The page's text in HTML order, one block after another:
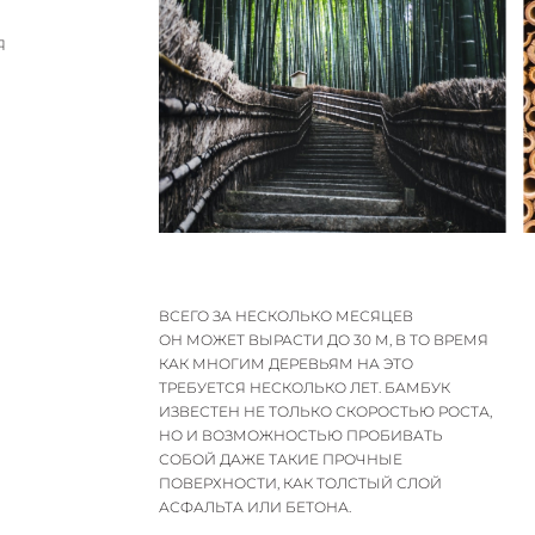
ВСЕГО ЗА НЕСКОЛЬКО МЕСЯЦЕВ
ОН МОЖЕТ ВЫРАСТИ ДО 30 М, В ТО ВРЕМЯ
КАК МНОГИМ ДЕРЕВЬЯМ НА ЭТО
ТРЕБУЕТСЯ НЕСКОЛЬКО ЛЕТ. БАМБУК
ИЗВЕСТЕН НЕ ТОЛЬКО СКОРОСТЬЮ РОСТА,
НО И ВОЗМОЖНОСТЬЮ ПРОБИВАТЬ
СОБОЙ ДАЖЕ ТАКИЕ ПРОЧНЫЕ
ПОВЕРХНОСТИ, КАК ТОЛСТЫЙ СЛОЙ
АСФАЛЬТА ИЛИ БЕТОНА.